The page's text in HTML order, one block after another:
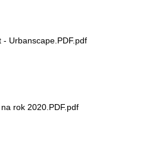
- Urbanscape.PDF.pdf
rok 2020.PDF.pdf